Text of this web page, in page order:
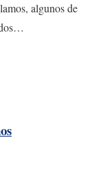
algunos de